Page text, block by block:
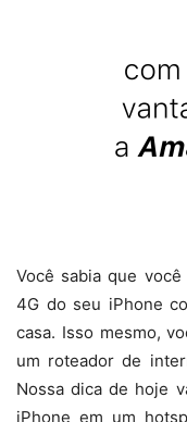
Você sabia que
4G do seu iPhone
casa. Isso mesmo,
um roteador de
Nossa dica de hoje
iPhone em um